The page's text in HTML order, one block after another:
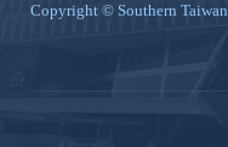
Copyright © Southern